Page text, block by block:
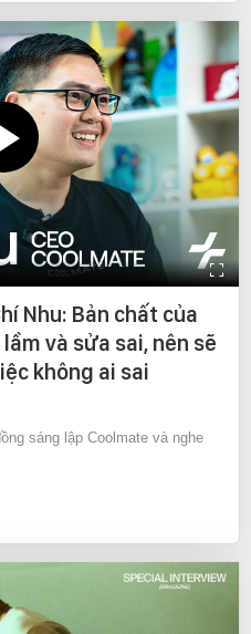
Nhu: Bản chất của
và sửa sai, nên sẽ
không ai sai
sáng lập Coolmate và nghe